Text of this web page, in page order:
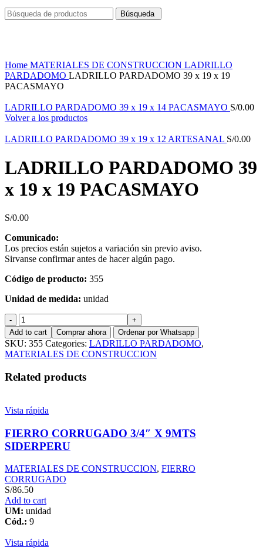
Búsqueda
Home MATERIALES DE CONSTRUCCION LADRILLO
PARDADOMO LADRILLO PARDADOMO 39 x 19 x 19
PACASMAYO
LADRILLO PARDADOMO 39 x 19 x 14 PACASMAYO S/0.00
Volver a los productos
LADRILLO PARDADOMO 39 x 19 x 12 ARTESANAL S/0.00
LADRILLO PARDADOMO 39
x 19 x 19 PACASMAYO
S/0.00
Comunicado:
Los precios están sujetos a variación sin previo aviso.
Sirvanse confirmar antes de hacer algún pago.
Código de producto: 355
Unidad de medida: unidad
LADRILLO
PARDADOMO
39
x
19
x
19
Add to cart Comprar ahora Ordenar por Whatsapp
SKU: 355 Categories: LADRILLO PARDADOMO,
MATERIALES DE CONSTRUCCION
Related products
Vista rápida
FIERRO CORRUGADO 3/4″ X 9MTS
SIDERPERU
MATERIALES DE CONSTRUCCION, FIERRO
CORRUGADO
S/86.50
Add to cart
UM: unidad
Cód.: 9
Vista rápida